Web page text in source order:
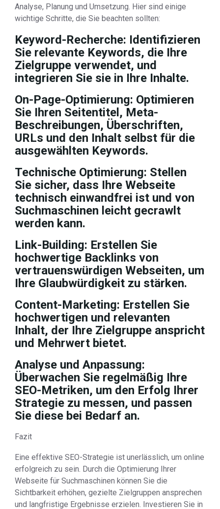
Analyse, Planung und Umsetzung. Hier sind einige
wichtige Schritte, die Sie beachten sollten:
Keyword-Recherche: Identifizieren
Sie relevante Keywords, die Ihre
Zielgruppe verwendet, und
integrieren Sie sie in Ihre Inhalte.
On-Page-Optimierung: Optimieren
Sie Ihren Seitentitel, Meta-
Beschreibungen, Überschriften,
URLs und den Inhalt selbst für die
ausgewählten Keywords.
Technische Optimierung: Stellen
Sie sicher, dass Ihre Webseite
technisch einwandfrei ist und von
Suchmaschinen leicht gecrawlt
werden kann.
Link-Building: Erstellen Sie
hochwertige Backlinks von
vertrauenswürdigen Webseiten, um
Ihre Glaubwürdigkeit zu stärken.
Content-Marketing: Erstellen Sie
hochwertigen und relevanten
Inhalt, der Ihre Zielgruppe anspricht
und Mehrwert bietet.
Analyse und Anpassung:
Überwachen Sie regelmäßig Ihre
SEO-Metriken, um den Erfolg Ihrer
Strategie zu messen, und passen
Sie diese bei Bedarf an.
Fazit
Eine effektive SEO-Strategie ist unerlässlich, um online
erfolgreich zu sein. Durch die Optimierung Ihrer
Webseite für Suchmaschinen können Sie die
Sichtbarkeit erhöhen, gezielte Zielgruppen ansprechen
und langfristige Ergebnisse erzielen. Investieren Sie in